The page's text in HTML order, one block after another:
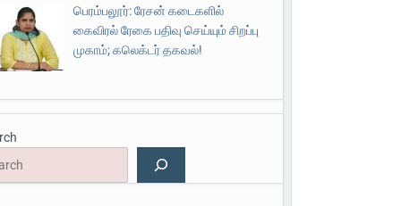
பெரம்பலூர்: ரேசன் கடைகளில்
கைவிரல் ரேகை பதிவு செய்யும் சிறப்பு
முகாம்; கலெக்டர் தகவல்!